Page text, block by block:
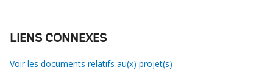
LIENS CONNEXES
Voir les documents relatifs au(x) projet(s)